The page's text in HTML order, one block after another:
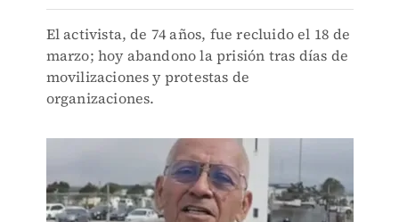
El activista, de 74 años, fue recluido el 18 de
marzo; hoy abandono la prisión tras días de
movilizaciones y protestas de
organizaciones.